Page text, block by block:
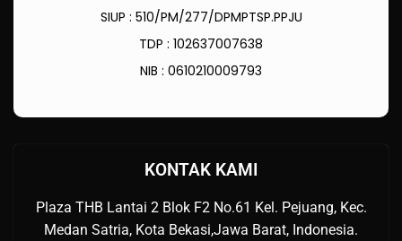
SIUP : 510/PM/277/DPMPTSP.PPJU
TDP : 102637007638
NIB : 0610210009793
KONTAK KAMI
Plaza THB Lantai 2 Blok F2 No.61 Kel. Pejuang, Kec.
Medan Satria, Kota Bekasi,Jawa Barat, Indonesia.